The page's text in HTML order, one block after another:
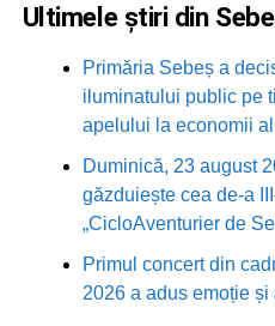
Ultimele știri din
Primăria Sebeș a
iluminatului public pe
apelului la economii
Duminică, 23 august
găzduiește cea de-a
„CicloAventurier de
Primul concert din
2026 a adus emoție